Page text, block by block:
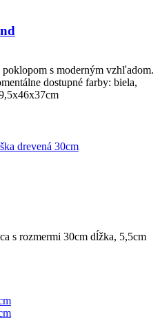
s moderným vzhľadom.
dostupné farby: biela,
s rozmermi 30cm dĺžka, 5,5cm